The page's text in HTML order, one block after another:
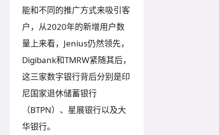
能和不同的推广方式来吸引客
户，从2020年的新增用户数
量上来看，Jenius仍然领先，
Digibank和TMRW紧随其后，
这三家数字银行背后分别是印
尼国家退休储蓄银行
（BTPN）、星展银行以及大
华银行。